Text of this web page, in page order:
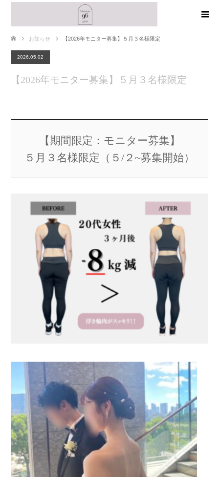
お知らせ 【2026年モニター募集】５月３名様限定
2026.05.02
【2026年モニター募集】５月３名様限定
【期間限定：モニター募集】
５月３名様限定（５/２~募集開始）